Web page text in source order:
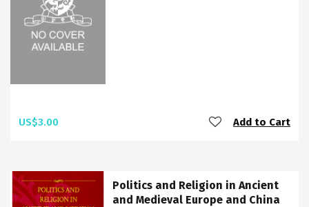
US$3.00 Add to Cart
Politics and Religion in Ancient
and Medieval Europe and China